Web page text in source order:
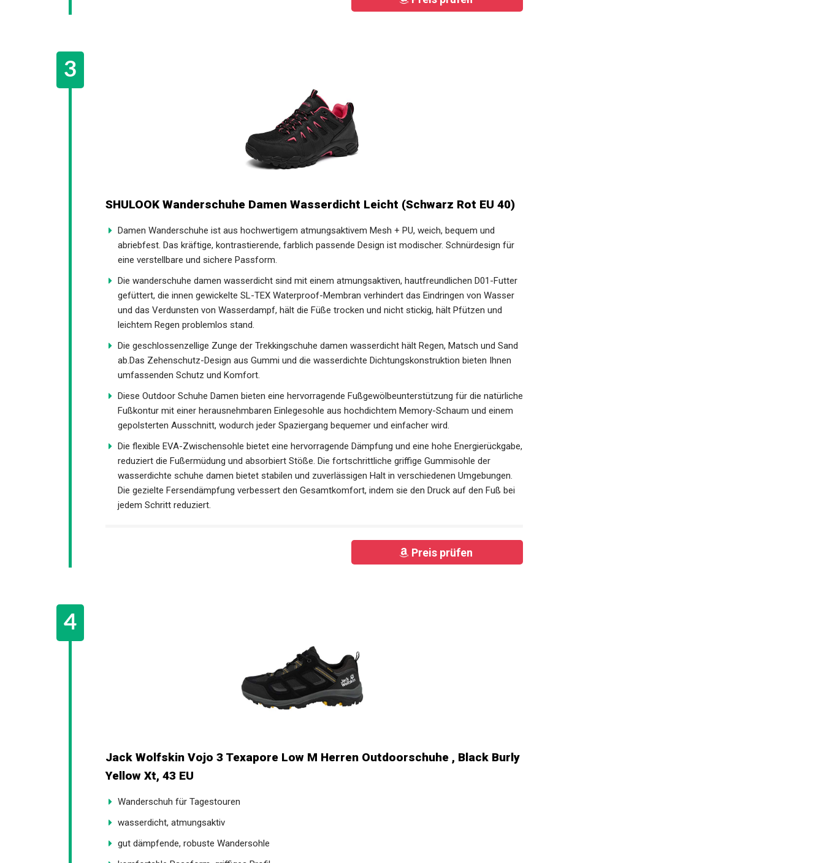
SHULOOK Wanderschuhe Damen Wasserdicht Leicht (Schwarz Rot EU 40)
Damen Wanderschuhe ist aus hochwertigem atmungsaktivem Mesh + PU, weich, bequem und
abriebfest. Das kräftige, kontrastierende, farblich passende Design ist modischer. Schnürdesign für
eine verstellbare und sichere Passform.
Die wanderschuhe damen wasserdicht sind mit einem atmungsaktiven, hautfreundlichen D01-
Futter gefüttert, die innen gewickelte SL-TEX Waterproof-Membran verhindert das Eindringen von
Wasser und das Verdunsten von Wasserdampf, hält die Füße trocken und nicht stickig, hält
Pfützen und leichtem Regen problemlos stand.
Die geschlossenzellige Zunge der Trekkingschuhe damen wasserdicht hält Regen, Matsch und
Sand ab.Das Zehenschutz-Design aus Gummi und die wasserdichte Dichtungskonstruktion bieten
Ihnen umfassenden Schutz und Komfort.
Diese Outdoor Schuhe Damen bieten eine hervorragende Fußgewölbeunterstützung für die
natürliche Fußkontur mit einer herausnehmbaren Einlegesohle aus hochdichtem Memory-Schaum
und einem gepolsterten Ausschnitt, wodurch jeder Spaziergang bequemer und einfacher wird.
Die flexible EVA-Zwischensohle bietet eine hervorragende Dämpfung und eine hohe
Energierückgabe, reduziert die Fußermüdung und absorbiert Stöße. Die fortschrittliche griffige
Gummisohle der wasserdichte schuhe damen bietet stabilen und zuverlässigen Halt in
verschiedenen Umgebungen. Die gezielte Fersendämpfung verbessert den Gesamtkomfort, indem
sie den Druck auf den Fuß bei jedem Schritt reduziert.
Preis prüfen
Jack Wolfskin Vojo 3 Texapore Low M Herren Outdoorschuhe , Black
Burly Yellow Xt, 43 EU
Wanderschuh für Tagestouren
wasserdicht, atmungsaktiv
gut dämpfende, robuste Wandersohle